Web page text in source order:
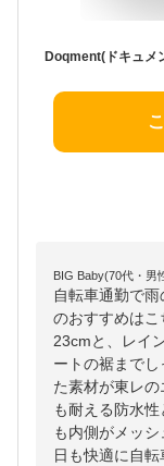
BIG Baby(70代・男
自転車通勤で
のおすすめは
23cmと、レイ
ートの裾まで
た素材が東レ
も耐える防水
も内側がメッ
日も快適に自転